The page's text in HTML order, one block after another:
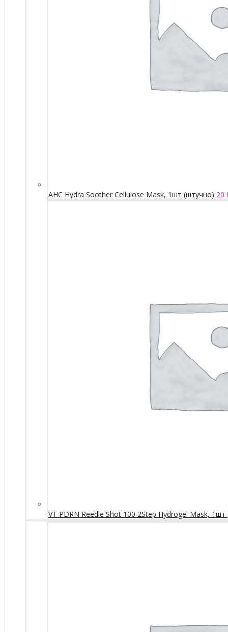
AHC Hydra Soother Cellulose Mask, 1шт (штучно) 20
VT PDRN Reedle Shot 100 2Step Hydrogel Mask,